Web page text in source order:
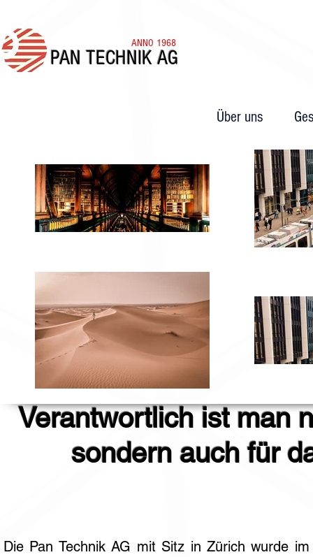
PAN TECHNIK AG
ANNO 1968
Über uns
Verantwortlich ist man
sondern auch für
Die Pan Technik AG mit Sitz in Zürich wurde